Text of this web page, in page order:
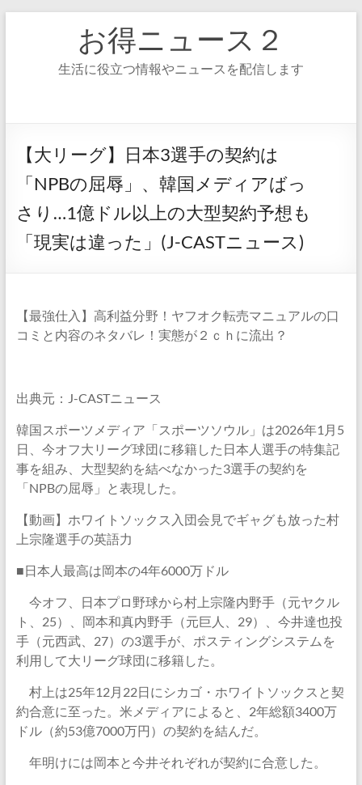
お得ニュース２
生活に役立つ情報やニュースを配信します
【大リーグ】日本3選手の契約は
「NPBの屈辱」、韓国メディアばっ
さり…1億ドル以上の大型契約予想も
「現実は違った」(J-CASTニュース)
【最強仕入】高利益分野！ヤフオク転売マニュアルの口
コミと内容のネタバレ！実態が２ｃｈに流出？
出典元：J-CASTニュース
韓国スポーツメディア「スポーツソウル」は2026年1月5
日、今オフ大リーグ球団に移籍した日本人選手の特集記
事を組み、大型契約を結べなかった3選手の契約を
「NPBの屈辱」と表現した。
【動画】ホワイトソックス入団会見でギャグも放った村
上宗隆選手の英語力
■日本人最高は岡本の4年6000万ドル
今オフ、日本プロ野球から村上宗隆内野手（元ヤクル
ト、25）、岡本和真内野手（元巨人、29）、今井達也投
手（元西武、27）の3選手が、ポスティングシステムを
利用して大リーグ球団に移籍した。
村上は25年12月22日にシカゴ・ホワイトソックスと契
約合意に至った。米メディアによると、2年総額3400万
ドル（約53億7000万円）の契約を結んだ。
年明けには岡本と今井それぞれが契約に合意した。